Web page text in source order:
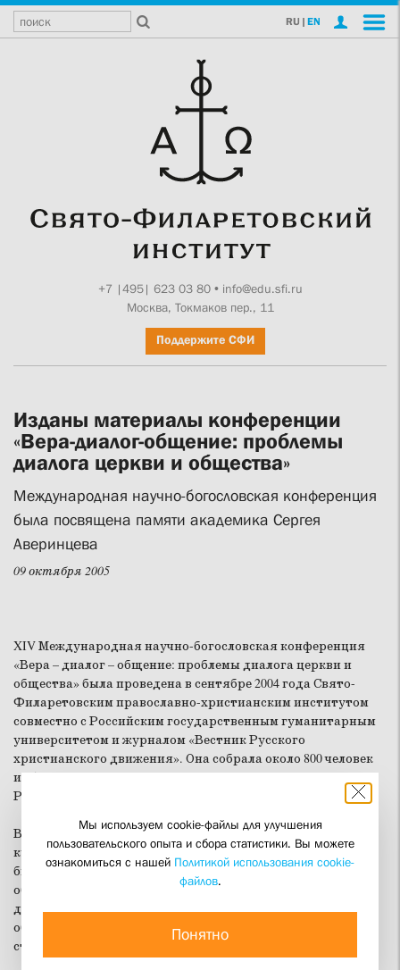
RU | EN
+7 |495| 623 03 80• info@edu.sfi.ru
Москва, Токмаков пер., 11
Поддержите СФИ
Изданы материалы конференции
«Вера-диалог-общение: проблемы
диалога церкви и общества»
Международная научно-богословская конференция
была посвящена памяти академика Сергея
Аверинцева
09 октября 2005
XIV Международная научно-богословская конференция
«Вера – диалог – общение: проблемы диалога церкви и
общества» была проведена в сентябре 2004 года Свято-
Филаретовским православно-христианским институтом
совместно с Российским государственным гуманитарным
университетом и журналом «Вестник Русского
христианского движения». Она собрала около 800 человек
из 52 городов, 14 стран. Была представлена 21 епархия
РПЦ.
Встреча известных богословов, учёных, деятелей церкви и
культуры продолжила разработку темы диалога, которой
была посвящена конференция 2003 года («Вера – диалог –
общение: проблемы диалога в церкви»). Теперь проблемы
диалога рассматривались в аспекте отношений церкви и
общества – со всеми их институциями, в различных
странах и христианских традициях.
Мы используем cookie-файлы для улучшения
пользовательского опыта и сбора статистики. Вы можете
ознакомиться с нашей Политикой использования cookie-
файлов.
Понятно